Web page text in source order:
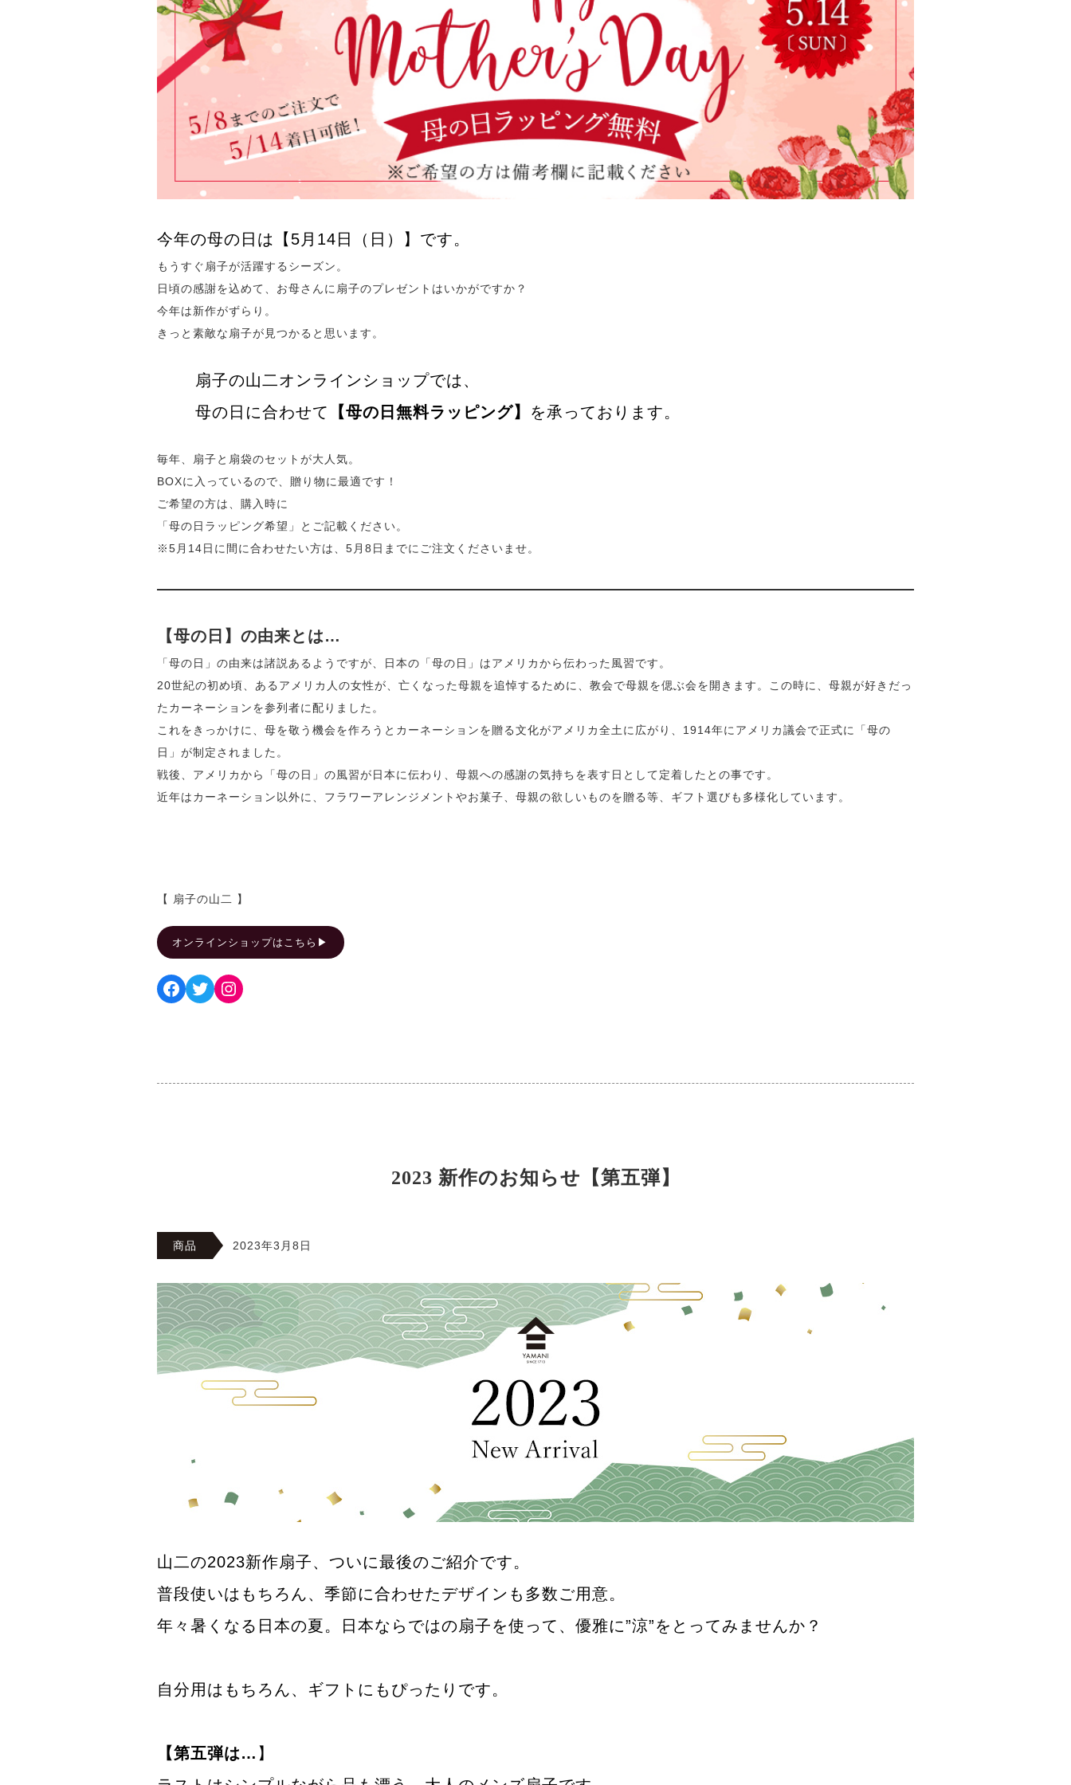
今年の母の日は【5月14日（日）】です。
もうすぐ扇子が活躍するシーズン。
日頃の感謝を込めて、お母さんに扇子のプレゼントはいかがですか？
今年は新作がずらり。
きっと素敵な扇子が見つかると思います。
扇子の山二オンラインショップでは、
母の日に合わせて
【母の日無料ラッピング】 を承っております。
毎年、扇子と扇袋のセットが大人気。
BOXに入っているので、贈り物に最適です！
ご希望の方は、購入時に
「母の日ラッピング希望」とご記載ください。
※5月14日に間に合わせたい方は、5月8日までにご注文くださいませ。
【母の日】の由来とは…
「母の日」の由来は諸説あるようですが、日本の「母の日」はアメリカから伝わった風習です。
20世紀の初め頃、あるアメリカ人の女性が、亡くなった母親を追悼するために、教会で母親を偲ぶ会を開きます。この時に、母親が好きだっ
たカーネーションを参列者に配りました。
これをきっかけに、母を敬う機会を作ろうとカーネーションを贈る文化がアメリカ全土に広がり、1914年にアメリカ議会で正式に「母の
日」が制定されました。
戦後、アメリカから「母の日」の風習が日本に伝わり、母親への感謝の気持ちを表す日として定着したとの事です。
近年はカーネーション以外に、フラワーアレンジメントやお菓子、母親の欲しいものを贈る等、ギフト選びも多様化しています。
【 扇子の山二 】
オンラインショップはこちら▶︎
Facebook
TwitterInstagram
2023 新作のお知らせ【第五弾】
商品 2023年3月8日
山二の2023新作扇子、ついに最後のご紹介です。
普段使いはもちろん、季節に合わせたデザインも多数ご用意。
年々暑くなる日本の夏。日本ならではの扇子を使って、優雅に”涼”をとってみませんか？
自分用はもちろん、ギフトにもぴったりです。
【第五弾は… 】